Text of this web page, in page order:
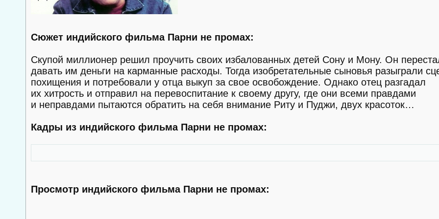
Сюжет индийского фильма Парни не промах:
Скупой миллионер решил проучить своих избалованных детей Сону и Мону. Он
давать им деньги на карманные расходы. Тогда изобретательные сыновья разыграли
похищения и потребовали у отца выкуп за свое освобождение. Однако отец разгадал
их хитрость и отправил на перевоспитание к своему другу, где они всеми правдами
и неправдами пытаются обратить на себя внимание Риту и Пуджи, двух красоток…
Кадры из индийского фильма Парни не промах:
Просмотр индийского фильма Парни не промах: